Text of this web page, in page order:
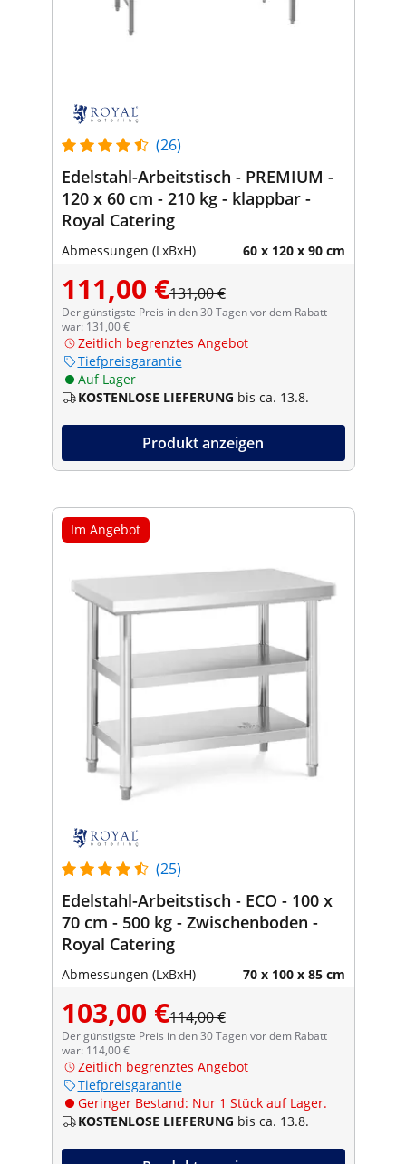
(26)
Edelstahl-Arbeitstisch - PREMIUM -
120 x 60 cm - 210 kg - klappbar -
Royal Catering
Abmessungen (LxBxH) 60 x 120 x 90 cm
111,00 €131,00 €
Der günstigste Preis in den 30 Tagen vor dem Rabatt
war: 131,00 €
Zeitlich begrenztes Angebot
Tiefpreisgarantie
Auf Lager
KOSTENLOSE LIEFERUNG bis ca. 13.8.
Produkt anzeigen
Im Angebot
(25)
Edelstahl-Arbeitstisch - ECO - 100 x
70 cm - 500 kg - Zwischenboden -
Royal Catering
Abmessungen (LxBxH) 70 x 100 x 85 cm
103,00 €114,00 €
Der günstigste Preis in den 30 Tagen vor dem Rabatt
war: 114,00 €
Zeitlich begrenztes Angebot
Tiefpreisgarantie
Geringer Bestand: Nur 1 Stück auf Lager.
KOSTENLOSE LIEFERUNG bis ca. 13.8.